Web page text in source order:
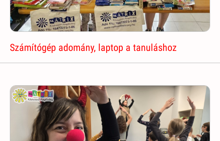
Számítógép adomány, laptop a tanuláshoz